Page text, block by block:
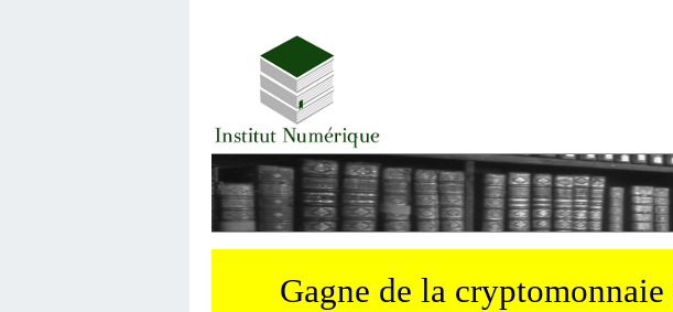
Gagne de la cryptomonnaie